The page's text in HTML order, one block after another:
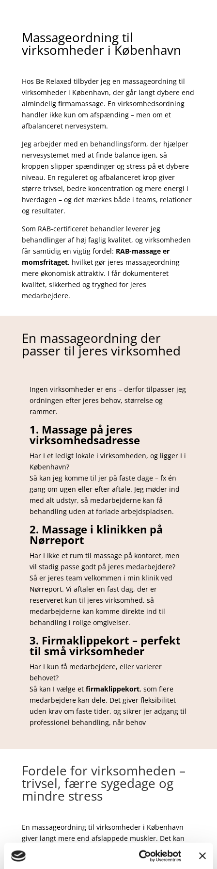
Massageordning til
virksomheder i København
Hos Be Relaxed tilbyder jeg en massageordning til
virksomheder i København, der går langt dybere end
almindelig firmamassage. En virksomhedsordning
handler ikke kun om afspænding – men om et
afbalanceret nervesystem.
Jeg arbejder med en behandlingsform, der hjælper
nervesystemet med at finde balance igen, så
kroppen slipper spændinger og stress på et dybere
niveau. En reguleret og afbalanceret krop giver
større trivsel, bedre koncentration og mere energi i
hverdagen – og det mærkes både i teams, relationer
og resultater.
Som RAB-certificeret behandler leverer jeg
behandlinger af høj faglig kvalitet, og virksomheden
får samtidig en vigtig fordel: RAB-massage er
momsfritaget, hvilket gør jeres massageordning
mere økonomisk attraktiv. I får dokumenteret
kvalitet, sikkerhed og tryghed for jeres
medarbejdere.
En massageordning der
passer til jeres virksomhed
Ingen virksomheder er ens – derfor tilpasser jeg
ordningen efter jeres behov, størrelse og
rammer.
1. Massage på jeres
virksomhedsadresse
Har I et ledigt lokale i virksomheden, og ligger I i
København?
Så kan jeg komme til jer på faste dage – fx én
gang om ugen eller efter aftale. Jeg møder ind
med alt udstyr, så medarbejderne kan få
behandling uden at forlade arbejdspladsen.
2. Massage i klinikken på
Nørreport
Har I ikke et rum til massage på kontoret, men
vil stadig passe godt på jeres medarbejdere?
Så er jeres team velkommen i min klinik ved
Nørreport. Vi aftaler en fast dag, der er
reserveret kun til jeres virksomhed, så
medarbejderne kan komme direkte ind til
behandling i rolige omgivelser.
3. Firmaklippekort – perfekt
til små virksomheder
Har I kun få medarbejdere, eller varierer
behovet?
Så kan I vælge et firmaklippekort, som flere
medarbejdere kan dele. Det giver fleksibilitet
uden krav om faste tider, og sikrer jer adgang til
professionel behandling, når behov
Fordele for virksomheden –
trivsel, færre sygedage og
mindre stress
En massageordning til virksomheder i København
giver langt mere end afslappede muskler. Det kan
hjælpe medarbejdere med at regulere
nervesystemet og redusere arbejdsstress.